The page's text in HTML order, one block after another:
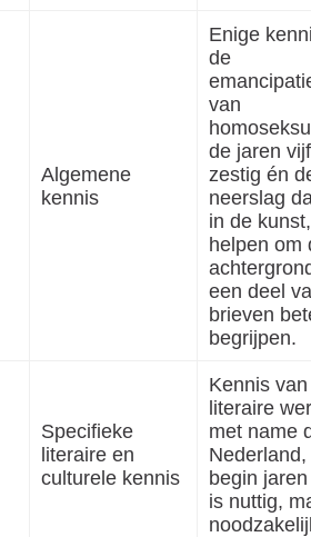
Algemene
kennis
Enige
de
van
de jaren
zestig én
neerslag
in de
helpen om
een deel
brieven
begrijpen.
Specifieke
literaire en
culturele kennis
Kennis
literaire
met name
begin
is nuttig,